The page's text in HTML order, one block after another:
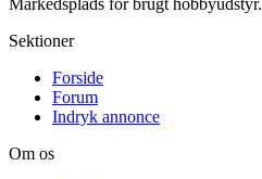
Sektioner
Forside
Forum
Indryk annonce
Om os